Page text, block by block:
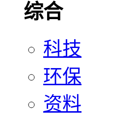
综合
科技
环保
资料